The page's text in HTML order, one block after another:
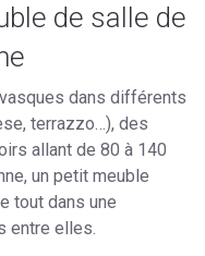
de salle de
dans différents
terrazzo…), des
allant de 80 à 140
un petit meuble
tout dans une
entre elles.